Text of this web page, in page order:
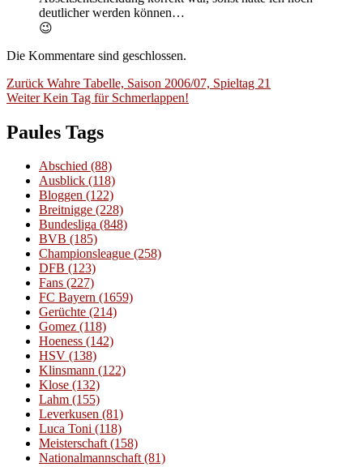
deutlicher werden können…
😉
Die Kommentare sind geschlossen.
Beitragsnavigation
Zurück Vorheriger
Beitrag:
Wahre Tabelle, Saison 2006/07, Spieltag 21
Weiter Nächster
Kein Tag für Schmerlappen!
Paules Tags
Abschied (88)
Ausblick (118)
Bloggen (122)
Breitnigge (228)
Bundesliga (848)
BVB (185)
Championsleague (258)
DFB (123)
Fans (227)
FC Bayern (1659)
Gerüchte (214)
Gomez (118)
Hoeness (142)
HSV (138)
Klinsmann (122)
Klose (132)
Lahm (155)
Leverkusen (81)
Luca Toni (118)
Meisterschaft(158)
Nationalmannschaft(81)